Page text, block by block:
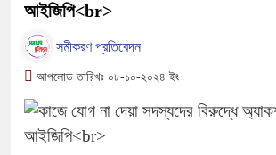
আইজিপি<br>
সমীকরণ প্রতিবেদন
আপলোড তারিখঃ ০৮-১০-২০২৪ ইং